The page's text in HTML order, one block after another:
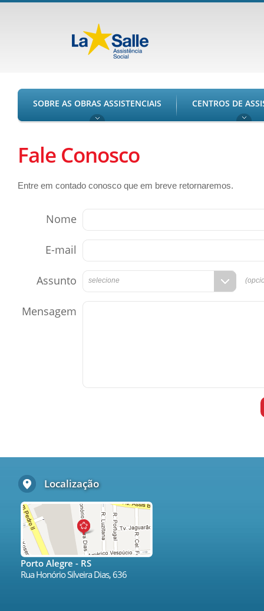
SOBRE AS OBRAS ASSISTENCIAIS CENTROS DE
Fale Conosco
Entre em contado conosco que em breve retornaremos.
Nome
E-mail
Assunto selecione
Mensagem
Localização
Porto Alegre - RS
Rua Honório Silveira Dias, 636